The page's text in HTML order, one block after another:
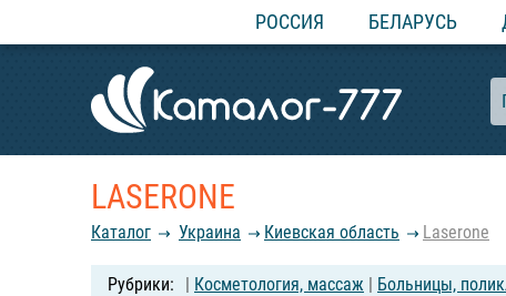
РОССИЯ БЕЛАРУСЬ
LASERONE
Каталог Украина Киевская область Laserone
| Косметология, массаж | Больницы,